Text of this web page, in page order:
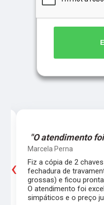
"O atendimento
Marcela Perna
Fiz a cópia de 2
fechadura de
grossas) e ficou
O atendimento foi
simpáticos e o preço
‹